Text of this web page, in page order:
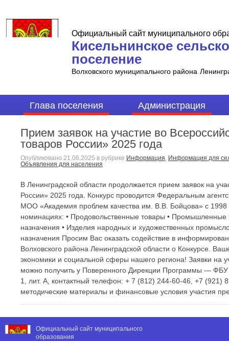
Официальный сайт муниципального
Кисельнинское
поселение
Волховского муниципального района
Глава поселения Администрация
Прием заявок на участие во
товаров России» 2025 года
Опубликовано 21.06.2025 в рубрике Информация, Информация для
Объявления для населения
В Ленинградской области продолжается прием заявок на
России» 2025 года. Конкурс проводится Федеральным
МОО «Академия проблем качества им. В.В. Бойцова» с 1998
номинациях: • Продовольственные товары • Промышленные
назначения • Изделия народных и художественных
назначения Просим Вас оказать содействие в
Волховского района Ленинградской области о Конкурсе.
экономики и социальной сферы нашего региона! Заявки
можно получить у Поверенного Дирекции Программы — ФБУ
1, лит. А, контактный телефон: + 7 (812) 244-60-46, +7
методические материалы и финансовые условия участия
Официальный сайт муниципального
образования